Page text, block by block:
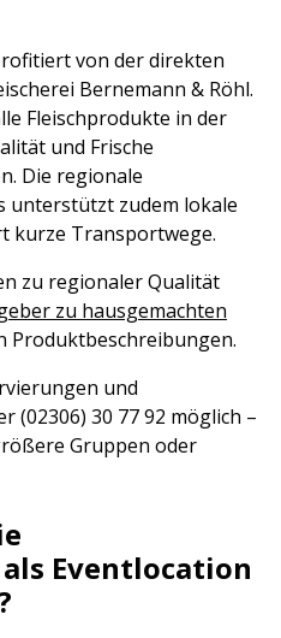
von der direkten
Bernemann & Röhl.
Fleischprodukte in der
und Frische
Die regionale
unterstützt zudem lokale
kurze Transportwege.
zu regionaler Qualität
zu hausgemachten
Produktbeschreibungen.
und
(02306) 30 77 92 möglich –
Gruppen oder
Eventlocation